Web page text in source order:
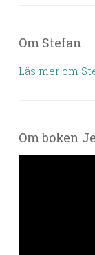
Om Stefan
Läs mer om
Om boken